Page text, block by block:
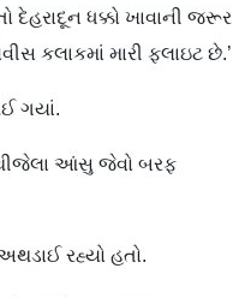
દેહરાદૂન ધક્કો ખાવાની જરૂર
કલાકમાં મારી ફ્લાઇટ છે.’
ગયાં.
થીજેલા આંસુ જેવો બરફ
રહ્યો હતો.